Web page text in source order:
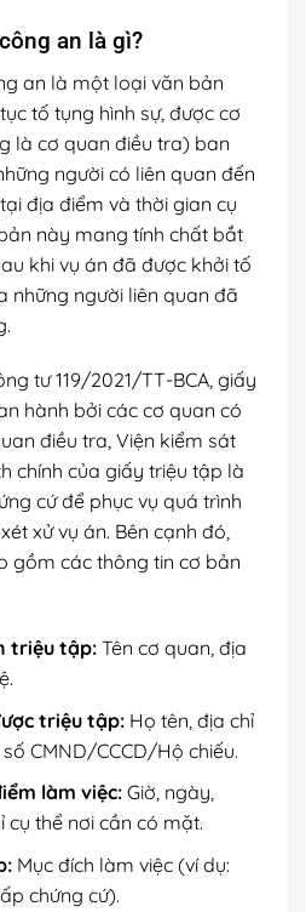
an là gì?
an là một loại văn bản
tố tụng hình sự, được cơ
là cơ quan điều tra) ban
người có liên quan đến
địa điểm và thời gian cụ
này mang tính chất bắt
khi vụ án đã được khởi tố
những người liên quan đã
tư 119/2021/TT-BCA, giấy
hành bởi các cơ quan có
điều tra, Viện kiểm sát
chính của giấy triệu tập là
cứ để phục vụ quá trình
xử vụ án. Bên cạnh đó,
gồm các thông tin cơ bản
triệu tập: Tên cơ quan, địa
triệu tập: Họ tên, địa chỉ
CMND/CCCD/Hộ chiếu.
làm việc:Giờ, ngày,
cụ thể nơi cần có mặt.
Mục đích làm việc (ví dụ:
chứng cứ).